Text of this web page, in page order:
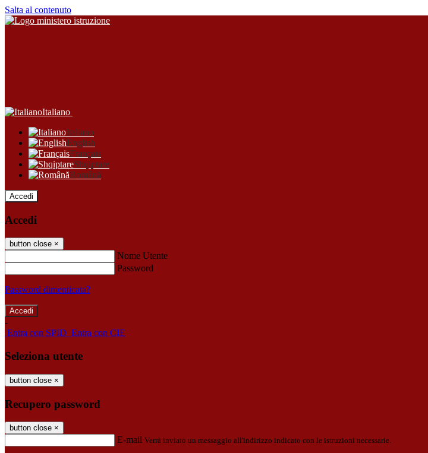
Salta al contenuto
Italiano
Italiano
English
Français
Shqiptare
Română
Accedi
Accedi
button close ×
Nome Utente
Password
Password dimenticata?
-
Entra con SPID Entra con CIE
Seleziona utente
button close ×
Recupero password
button close ×
E-mail Verrà inviato un messaggio all'indirizzo indicato con le istruzioni necessarie.